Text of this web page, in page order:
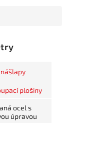
plošiny
ocel s
úpravou